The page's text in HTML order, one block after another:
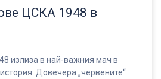
ЦСКА 1948 в
излиза в най-важния мач в
Довечера „червените“